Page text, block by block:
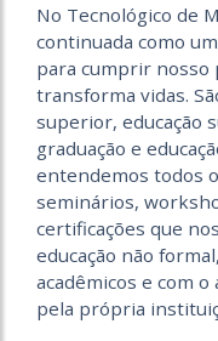
No Tecnológico de
continuada como
para cumprir nosso
transforma vidas.
superior, educação
graduação e
entendemos todos
seminários,
certificações que
educação não
acadêmicos e com
pela própria